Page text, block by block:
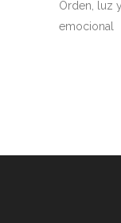
Orden, luz
emocional